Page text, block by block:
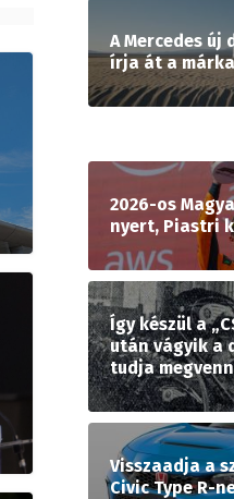
A Mercedes
írja át a
2026-os
nyert, Piastri
Így készül a
után vágyik a
tudja
Visszaadja a
Civic Type R-